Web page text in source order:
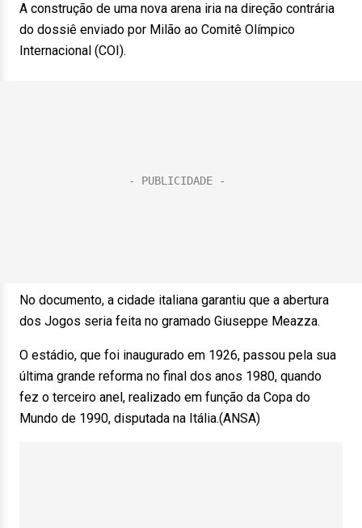
A construção de uma nova arena iria na direção contrária
do dossiê enviado por Milão ao Comitê Olímpico
Internacional (COI).
No documento, a cidade italiana garantiu que a abertura
dos Jogos seria feita no gramado Giuseppe Meazza.
O estádio, que foi inaugurado em 1926, passou pela sua
última grande reforma no final dos anos 1980, quando
fez o terceiro anel, realizado em função da Copa do
Mundo de 1990, disputada na Itália.(ANSA)